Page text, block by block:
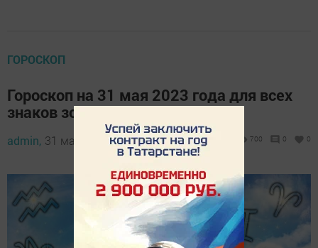
ГОРОСКОП
Гороскоп на 31 мая 2023 года для всех
знаков зодиака
admin, 31 мая 2023 - 09:12 700 0 0